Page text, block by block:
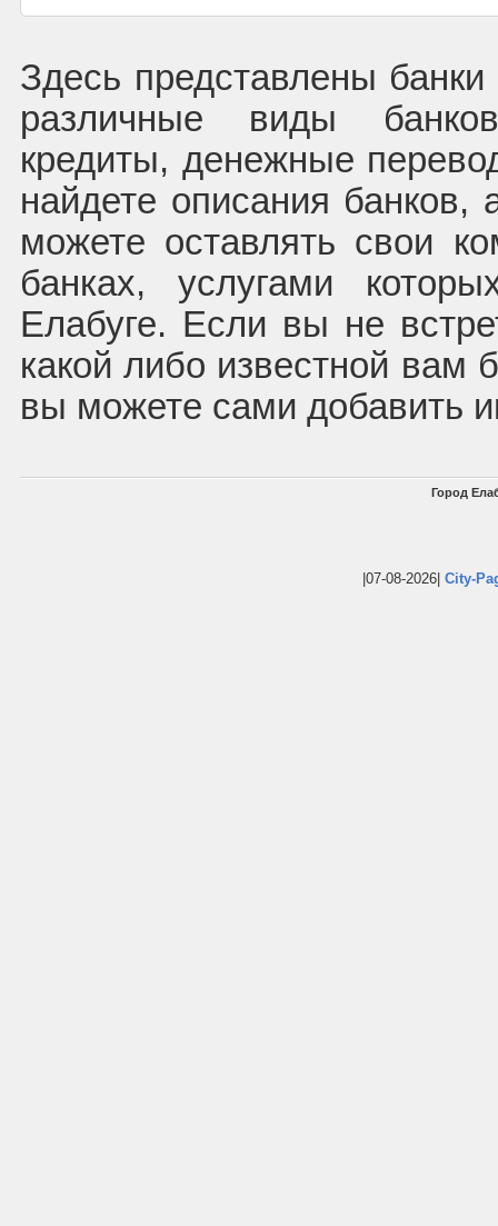
Здесь представлены
различные виды
кредиты, денежные
найдете описания
можете оставлять свои
банках, услугами
Елабуге. Если вы не
какой либо известной вам
вы можете сами добавить
Город
|07-08-2026| City-